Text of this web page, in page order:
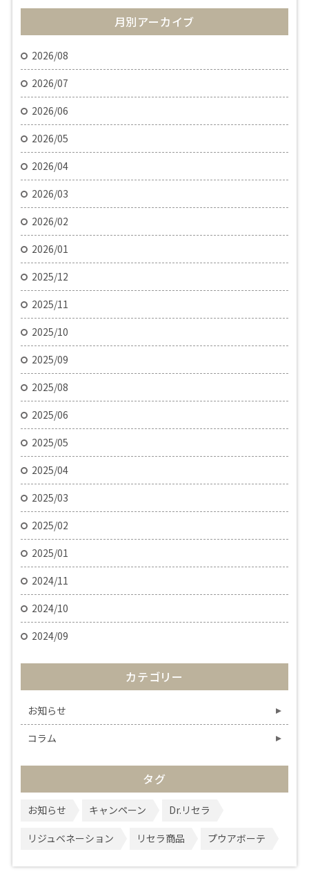
月別アーカイブ
2026/08
2026/07
2026/06
2026/05
2026/04
2026/03
2026/02
2026/01
2025/12
2025/11
2025/10
2025/09
2025/08
2025/06
2025/05
2025/04
2025/03
2025/02
2025/01
2024/11
2024/10
2024/09
カテゴリー
お知らせ
コラム
タグ
お知らせ キャンペーン Dr.リセラ
リジュベネーション リセラ商品 プウアボーテ